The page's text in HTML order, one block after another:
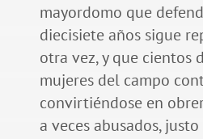
mayordomo que
diecisiete años sigue
otra vez, y que cientos
mujeres del campo
convirtiéndose en
a veces abusados,